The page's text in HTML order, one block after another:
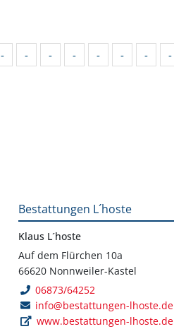
- - - - - - - -
Bestattungen L´hoste
Klaus L´hoste
Auf dem Flürchen 10a
66620 Nonnweiler-Kastel
06873/64252
info@bestattungen-lhoste.de
www.bestattungen-lhoste.de